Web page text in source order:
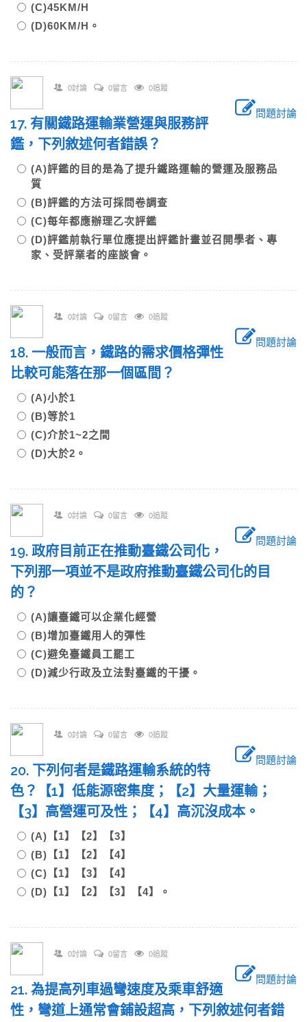
(C)45KM/H
(D)60KM/H。
0討論 0留言 0追蹤
問題討論
17. 有關鐵路運輸業營運與服務評
鑑，下列敘述何者錯誤？
(A)評鑑的目的是為了提升鐵路運輸的營運及服務品
質
(B)評鑑的方法可採問卷調查
(C)每年都應辦理乙次評鑑
(D)評鑑前執行單位應提出評鑑計畫並召開學者、專
家、受評業者的座談會。
0討論 0留言 0追蹤
問題討論
18. 一般而言，鐵路的需求價格彈性
比較可能落在那一個區間？
(A)小於1
(B)等於1
(C)介於1~2之間
(D)大於2。
0討論 0留言 0追蹤
問題討論
19. 政府目前正在推動臺鐵公司化，
下列那一項並不是政府推動臺鐵公司化的目
的？
(A)讓臺鐵可以企業化經營
(B)增加臺鐵用人的彈性
(C)避免臺鐵員工罷工
(D)減少行政及立法對臺鐵的干擾。
0討論 0留言 0追蹤
問題討論
20. 下列何者是鐵路運輸系統的特
色？【1】低能源密集度；【2】大量運輸；
【3】高營運可及性；【4】高沉沒成本。
(A)【1】【2】【3】
(B)【1】【2】【4】
(C)【1】【3】【4】
(D)【1】【2】【3】【4】。
0討論 0留言 0追蹤
問題討論
21. 為提高列車過彎速度及乘車舒適
性，彎道上通常會鋪設超高，下列敘述何者錯